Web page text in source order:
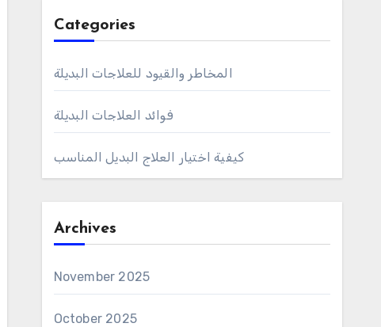
Categories
المخاطر والقيود للعلاجات البديلة
فوائد العلاجات البديلة
كيفية اختيار العلاج البديل المناسب
Archives
November 2025
October 2025